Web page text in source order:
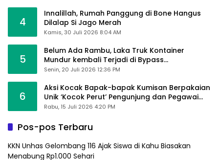
4
Innalillah, Rumah Panggung di Bone Hangus
Dilalap Si Jago Merah
Kamis, 30 Juli 2026 8:04 AM
5
Belum Ada Rambu, Laka Truk Kontainer
Mundur kembali Terjadi di Bypass
Sumpallabbu
Senin, 20 Juli 2026 12:36 PM
6
Aksi Kocak Bapak-bapak Kumisan Berpakaian
Unik ‘Kocok Perut’ Pengunjung dan Pegawai
Alfamart, Ngaku Aktifkan Layar Sentuh Atm
Rabu, 15 Juli 2026 4:20 PM
Pos-pos Terbaru
KKN Unhas Gelombang 116 Ajak Siswa di Kahu Biasakan
Menabung Rp1.000 Sehari